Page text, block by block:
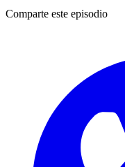
Comparte este episodio